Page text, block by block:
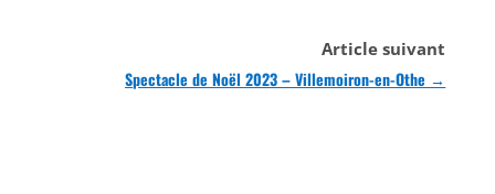
Article suivant
Spectacle de Noël 2023 – Villemoiron-en-Othe →